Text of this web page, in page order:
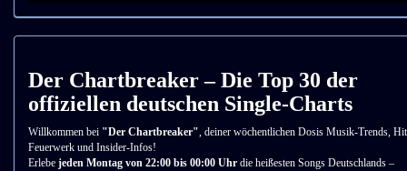
Der Chartbreaker – Die Top 30 der
offiziellen deutschen Single-Charts
Willkommen bei "Der Chartbreaker", deiner wöchentlichen Dosis Musik-Trends,
Feuerwerk und Insider-Infos!
Erlebe jeden Montag von 22:00 bis 00:00 Uhr die heißesten Songs Deutschlands –